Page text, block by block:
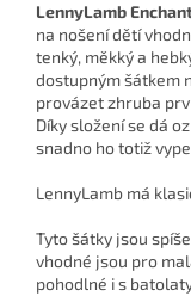
LennyLamb
na nošení dětí
tenký, měkký a
dostupným šátkem
provázet zhruba
Díky složení se dá
snadno ho totiž
LennyLamb má
Tyto šátky jsou
vhodné jsou pro
pohodlné i s